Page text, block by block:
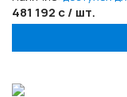
481 192 с / шт.